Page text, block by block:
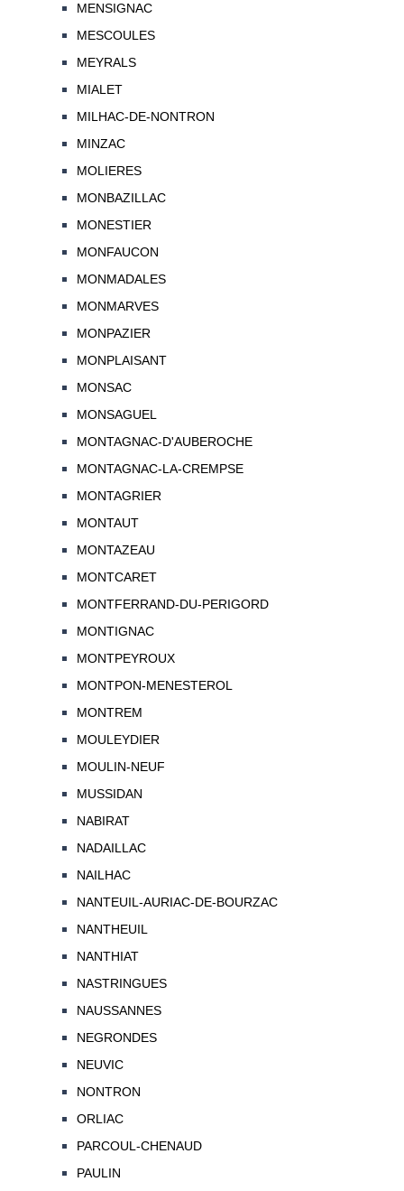
MENSIGNAC
MESCOULES
MEYRALS
MIALET
MILHAC-DE-NONTRON
MINZAC
MOLIERES
MONBAZILLAC
MONESTIER
MONFAUCON
MONMADALES
MONMARVES
MONPAZIER
MONPLAISANT
MONSAC
MONSAGUEL
MONTAGNAC-D'AUBEROCHE
MONTAGNAC-LA-CREMPSE
MONTAGRIER
MONTAUT
MONTAZEAU
MONTCARET
MONTFERRAND-DU-PERIGORD
MONTIGNAC
MONTPEYROUX
MONTPON-MENESTEROL
MONTREM
MOULEYDIER
MOULIN-NEUF
MUSSIDAN
NABIRAT
NADAILLAC
NAILHAC
NANTEUIL-AURIAC-DE-BOURZAC
NANTHEUIL
NANTHIAT
NASTRINGUES
NAUSSANNES
NEGRONDES
NEUVIC
NONTRON
ORLIAC
PARCOUL-CHENAUD
PAULIN